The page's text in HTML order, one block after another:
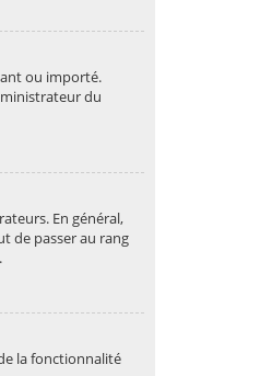
ou importé.
du
En général,
de passer au rang
la fonctionnalité